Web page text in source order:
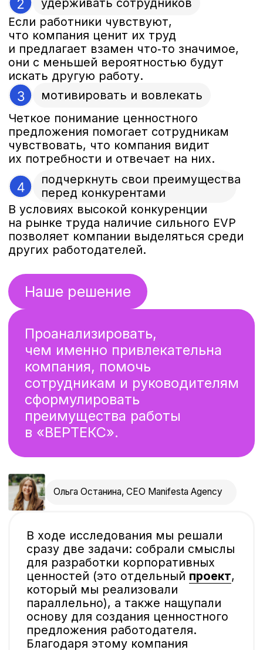
Ольга Останина, CEO Manifesta Agency
В ходе исследования мы решали
сразу две задачи: собрали смыслы
для разработки корпоративных
ценностей (это отдельный
который мы реализовали
параллельно), а также нащупали
основу для создания ценностного
предложения работодателя.
Благодаря этому компания
сэкономила бюджет в части
исследования и одновременно
позаботилась о сотрудниках,
которых не потребовалось
привлекать к работе дважды.
[ АУДИТ КОРПОРАТИВНОЙ
КУЛЬТУРЫ И РАЗРАБОТКА
ЦЕННОСТЕЙ ]
кейс
Шаг 1
Исследовали
текущий бренд
Чтобы понять стратегические цели
компании, её позиционирование
на рынке и особенности
и 1 полевое
исследование
документы,
корпоративные материалы,
познакомились с работой
сотрудников
на площадках, провели
конкурентный анализ.
4 фокус-
группы
с сотрудниками-
представителями
ключевых ЦА:
производство, офис,
научные сотрудники
553 человека
прошли опрос
для проверки гипотез,
составленных
в результате
качественного
исследования (интервью
и ФГ)